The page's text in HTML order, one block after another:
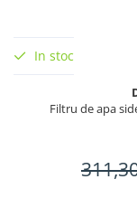
In stoc
Filtru de apa